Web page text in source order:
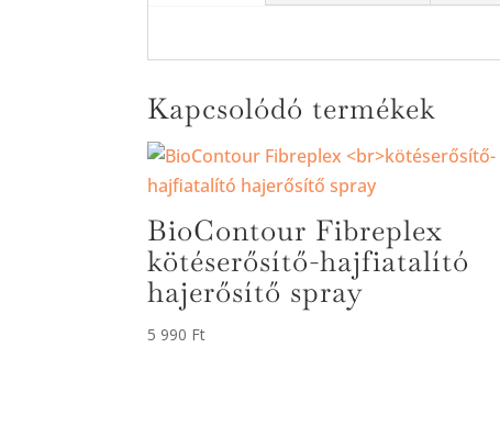
Kapcsolódó termékek
BioContour Fibreplex
kötéserősítő-hajfiatalító
hajerősítő spray
5 990 Ft